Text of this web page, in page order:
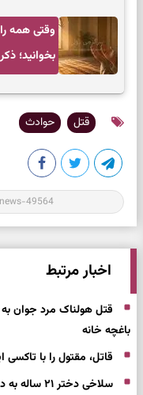
وقتی همه
بخوانید؛
قتل حوادث
اخبار مرتبط
قتل هولناک مرد جوان
باغچه خانه
قاتل، مقتول را با تاکسی
سلاخی دختر ۲۱ ساله به دست پدر خشمگین